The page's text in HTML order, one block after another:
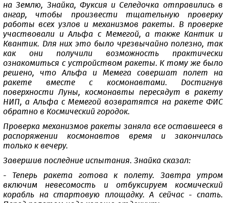
на Землю, Знайка, Фуксия и Селедочка отправились в
ангар, чтобы произвести тщательную проверку
работы всех узлов и механизмов ракеты. В проверке
участвовали и Альфа с Мемегой, а также Кантик и
Квантик. Для них это было чрезвычайно полезно, так
как они получили возможность практически
ознакомиться с устройством ракеты. К тому же было
решено, что Альфа и Мемега совершат полет на
ракете вместе с космонавтами. Достигнув
поверхности Луны, космонавты пересядут в ракету
НИП, а Альфа с Мемегой возвратятся на ракете ФИС
обратно в Космический городок.
Проверка механизмов ракеты заняла все оставшееся в
распоряжении космонавтов время и закончилась
только к вечеру.
Завершив последние испытания. Знайка сказал:
- Теперь ракета готова к полету. Завтра утром
включим невесомость и отбуксируем космический
корабль на стартовую площадку. А сейчас - спать.